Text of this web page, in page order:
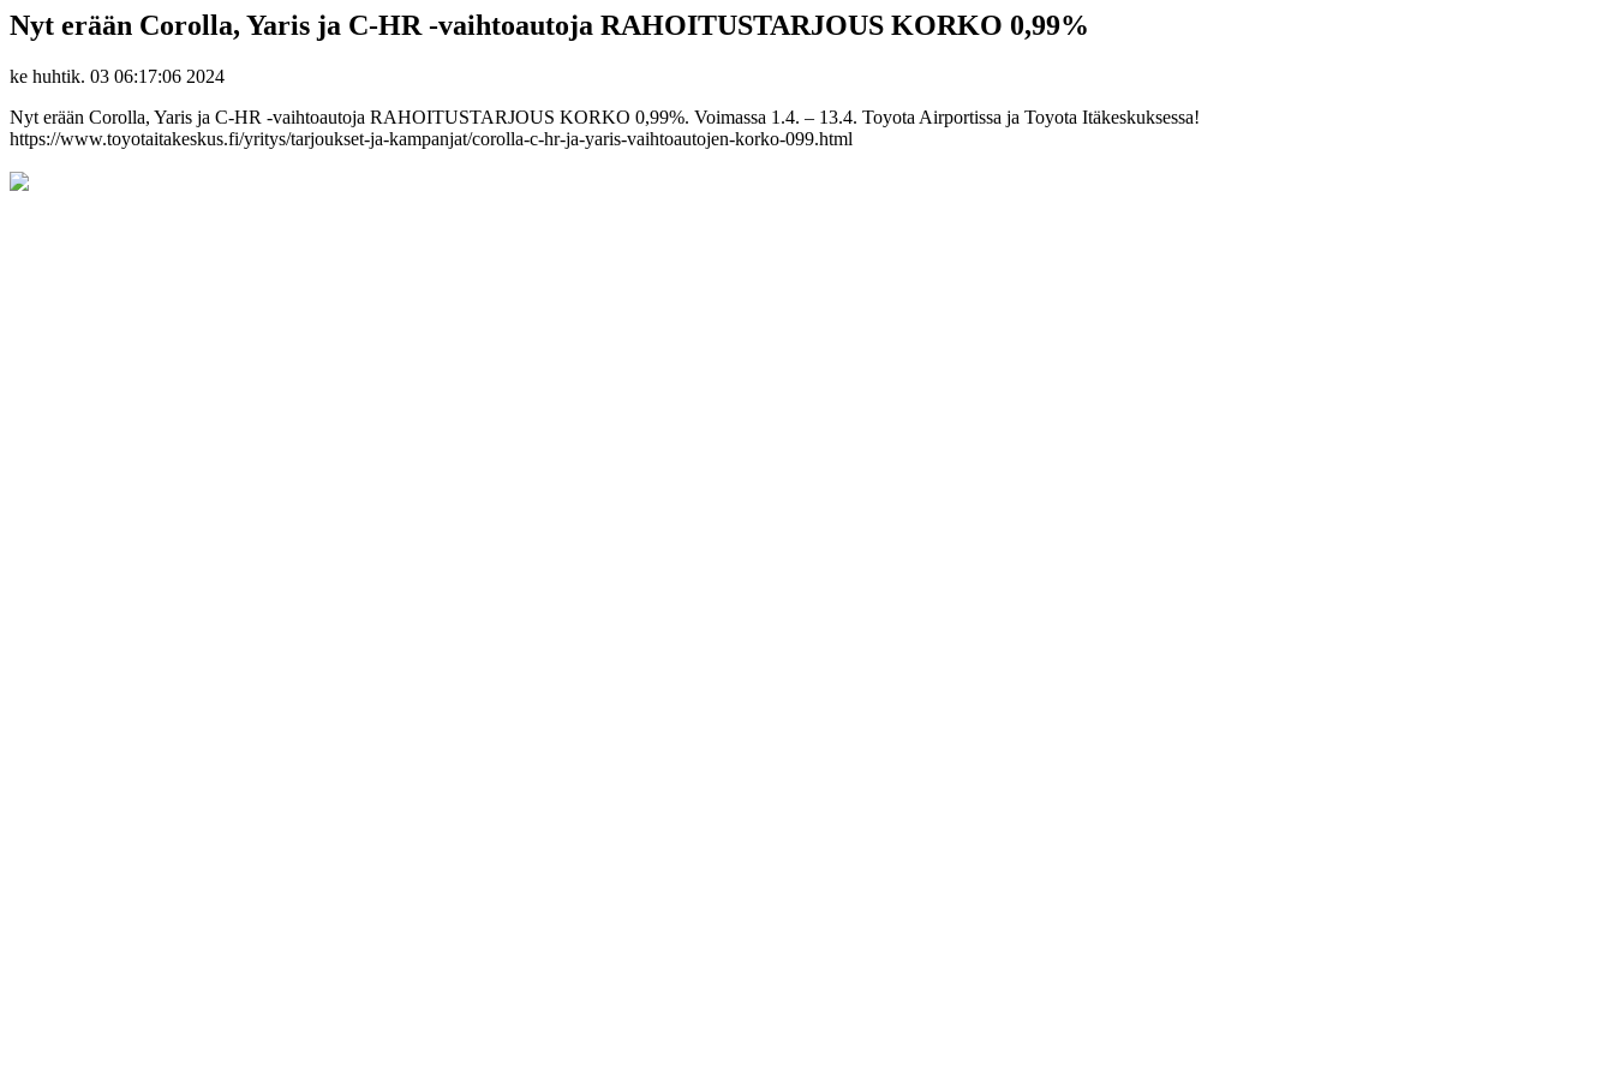
Nyt erään Corolla, Yaris ja C-HR -vaihtoautoja RAHOITUSTARJOUS KORKO 0,99%
ke huhtik. 03 06:17:06 2024
Nyt erään Corolla, Yaris ja C-HR -vaihtoautoja RAHOITUSTARJOUS KORKO 0,99%. Voimassa 1.4. – 13.4. Toyota Airportissa ja Toyota Itäkeskuksessa!
https://www.toyotaitakeskus.fi/yritys/tarjoukset-ja-kampanjat/corolla-c-hr-ja-yaris-vaihtoautojen-korko-099.html